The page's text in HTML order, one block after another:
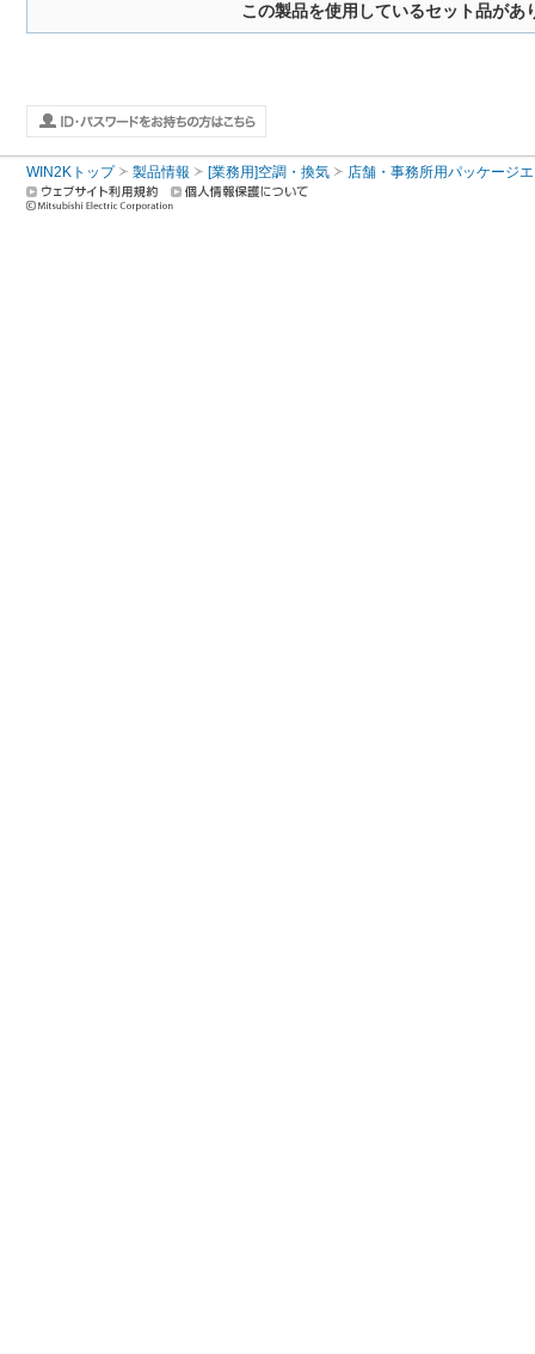
この製品を使用しているセット品があ
WIN2Kトップ 製品情報 [業務用]空調・換気 店舗・事務所用パッケージ